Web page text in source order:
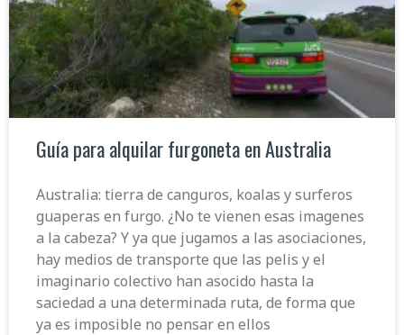
Guía para alquilar furgoneta en Australia
Australia: tierra de canguros, koalas y surferos
guaperas en furgo. ¿No te vienen esas imagenes
a la cabeza? Y ya que jugamos a las asociaciones,
hay medios de transporte que las pelis y el
imaginario colectivo han asocido hasta la
saciedad a una determinada ruta, de forma que
ya es imposible no pensar en ellos